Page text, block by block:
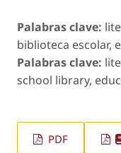
Palabras clave:
biblioteca escolar,
Palabras clave:
school library,
PDF